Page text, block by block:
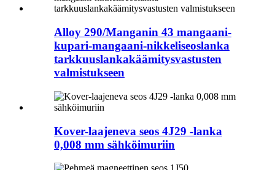
Alloy 290/Manganin 43 mangaani-
kupari-mangaani-nikkeliseoslanka
tarkkuuslankakäämitysvastusten
valmistukseen
Kover-laajeneva seos 4J29 -lanka
0,008 mm sähköimuriin